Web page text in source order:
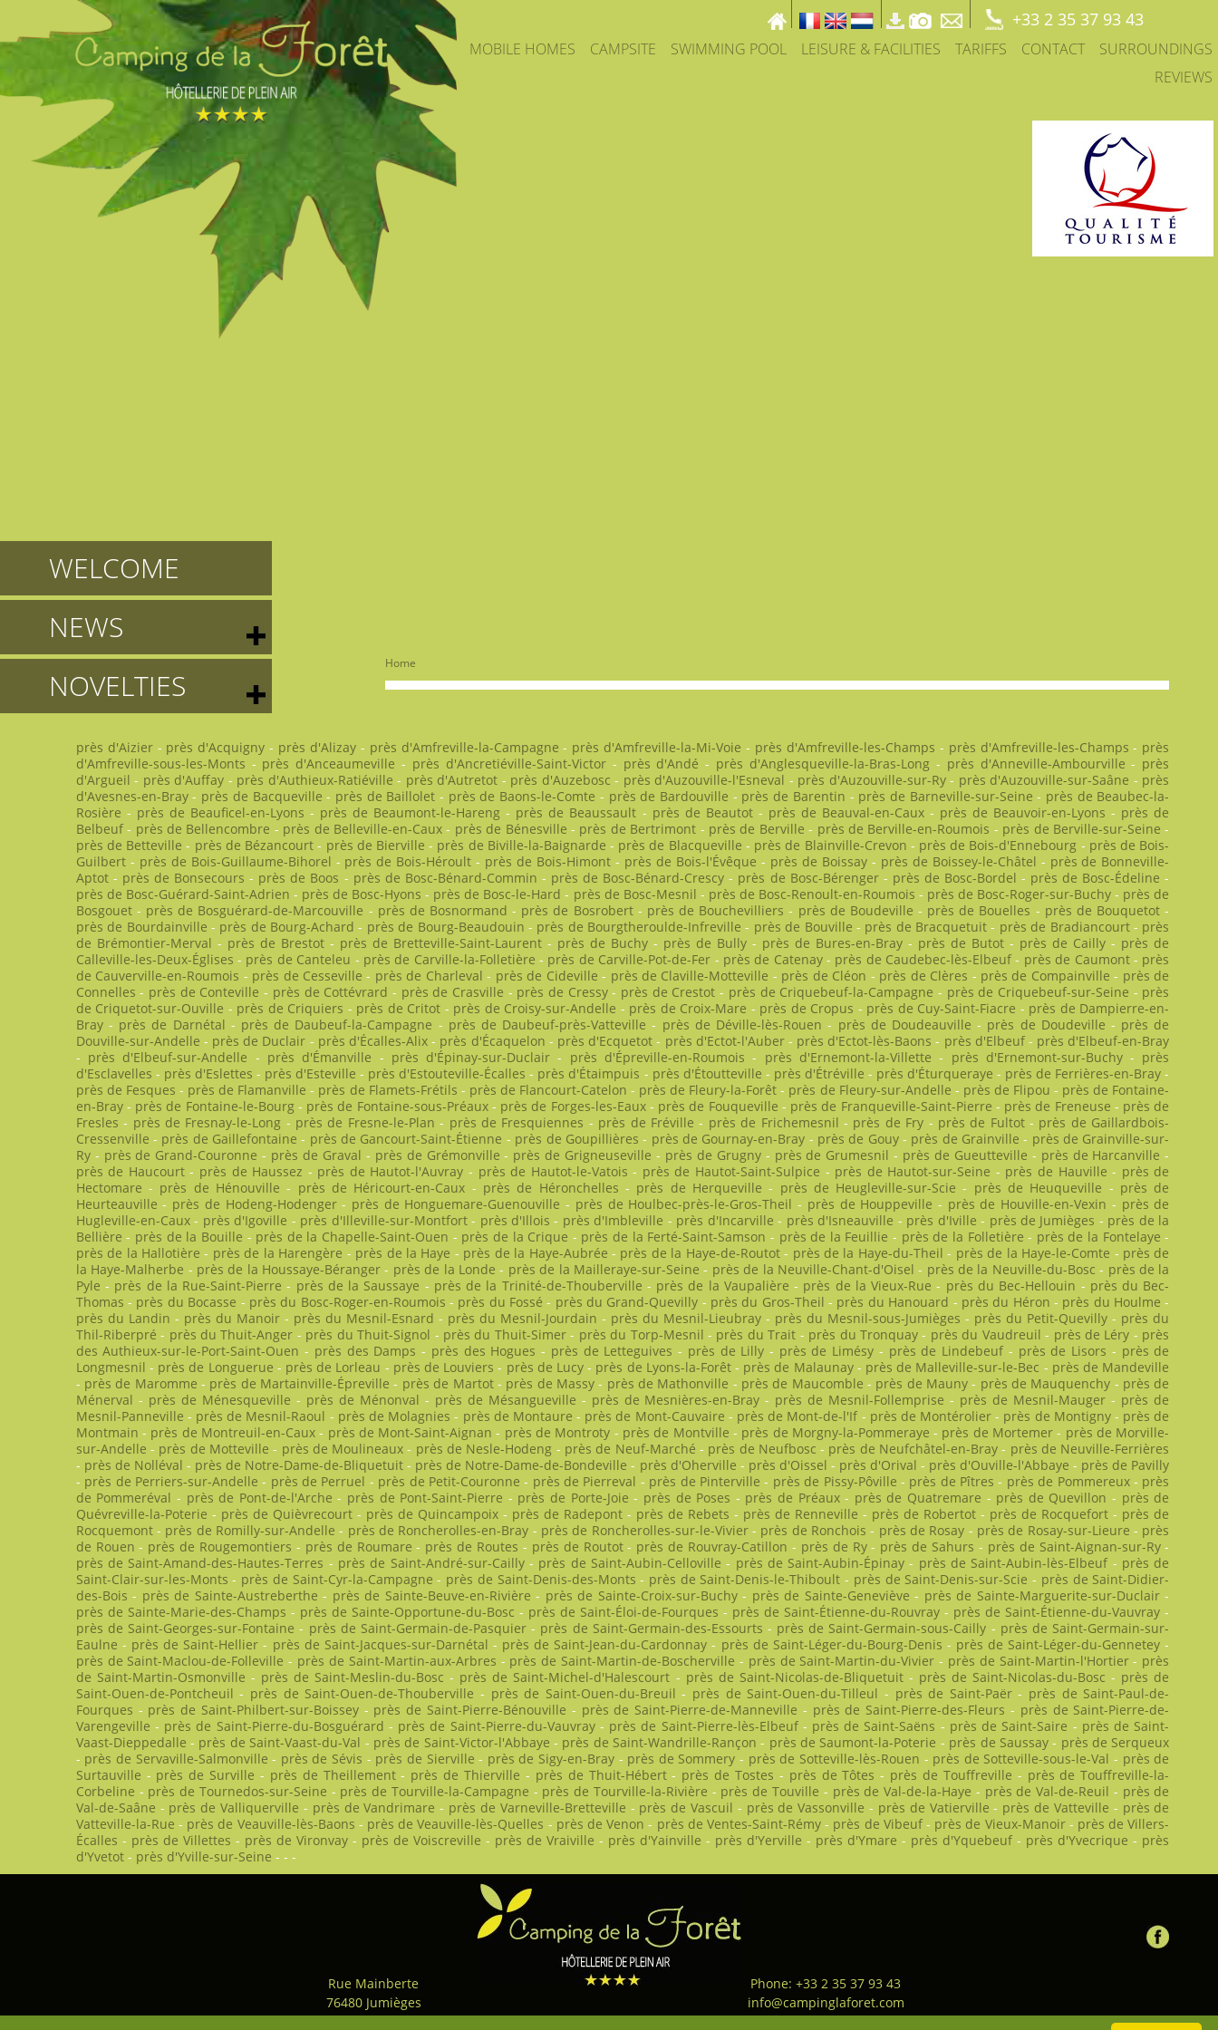
+33 2 35 37 93 43
MOBILE HOMES CAMPSITE SWIMMING POOL LEISURE & FACILITIES TARIFFS CONTACT
SURROUNDINGS
REVIEWS
WELCOME
NEWS
NOVELTIES
Home
près d'Aizier- près d'Acquigny - près d'Alizay- près d'Amfreville-la-Campagne - près d'Amfreville-la-Mi-Voie - près d'Amfreville-les-Champs - près d'Amfreville-les-Champs - près
d'Amfreville-sous-les-Monts - près d'Anceaumeville - près d'Ancretiéville-Saint-Victor- près d'Andé - près d'Anglesqueville-la-Bras-Long - près d'Anneville-Ambourville - près
d'Argueil - près d'Auffay - près d'Authieux-Ratiéville - près d'Autretot - près d'Auzebosc - près d'Auzouville-l'Esneval - près d'Auzouville-sur-Ry- près d'Auzouville-sur-Saâne - près
d'Avesnes-en-Bray- près de Bacqueville - près de Baillolet - près de Baons-le-Comte - près de Bardouville - près de Barentin - près de Barneville-sur-Seine - près de Beaubec-la-
Rosière - près de Beauficel-en-Lyons - près de Beaumont-le-Hareng - près de Beaussault - près de Beautot- près de Beauval-en-Caux - près de Beauvoir-en-Lyons - près de
Belbeuf- près de Bellencombre - près de Belleville-en-Caux- près de Bénesville - près de Bertrimont - près de Berville - près de Berville-en-Roumois - près de Berville-sur-Seine -
près de Betteville - près de Bézancourt - près de Bierville - près de Biville-la-Baignarde - près de Blacqueville - près de Blainville-Crevon - près de Bois-d'Ennebourg - près de Bois-
Guilbert- près de Bois-Guillaume-Bihorel - près de Bois-Héroult - près de Bois-Himont - près de Bois-l'Évêque - près de Boissay- près de Boissey-le-Châtel - près de Bonneville-
Aptot- près de Bonsecours - près de Boos - près de Bosc-Bénard-Commin - près de Bosc-Bénard-Crescy - près de Bosc-Bérenger- près de Bosc-Bordel - près de Bosc-Édeline -
près de Bosc-Guérard-Saint-Adrien - près de Bosc-Hyons - près de Bosc-le-Hard - près de Bosc-Mesnil - près de Bosc-Renoult-en-Roumois - près de Bosc-Roger-sur-Buchy - près de
Bosgouet- près de Bosguérard-de-Marcouville - près de Bosnormand - près de Bosrobert- près de Bouchevilliers - près de Boudeville - près de Bouelles - près de Bouquetot -
près de Bourdainville - près de Bourg-Achard - près de Bourg-Beaudouin - près de Bourgtheroulde-Infreville - près de Bouville - près de Bracquetuit - près de Bradiancourt- près
de Brémontier-Merval - près de Brestot- près de Bretteville-Saint-Laurent- près de Buchy- près de Bully - près de Bures-en-Bray - près de Butot - près de Cailly - près de
Calleville-les-Deux-Églises - près de Canteleu - près de Carville-la-Folletière - près de Carville-Pot-de-Fer - près de Catenay- près de Caudebec-lès-Elbeuf - près de Caumont- près
de Cauverville-en-Roumois - près de Cesseville - près de Charleval - près de Cideville - près de Claville-Motteville - près de Cléon - près de Clères - près de Compainville - près de
Connelles - près de Conteville - près de Cottévrard - près de Crasville - près de Cressy- près de Crestot - près de Criquebeuf-la-Campagne - près de Criquebeuf-sur-Seine - près
de Criquetot-sur-Ouville - près de Criquiers - près de Critot - près de Croisy-sur-Andelle - près de Croix-Mare - près de Cropus - près de Cuy-Saint-Fiacre - près de Dampierre-en-
Bray- près de Darnétal - près de Daubeuf-la-Campagne - près de Daubeuf-près-Vatteville - près de Déville-lès-Rouen - près de Doudeauville - près de Doudeville - près de
Douville-sur-Andelle - près de Duclair - près d'Écalles-Alix - près d'Écaquelon - près d'Ecquetot - près d'Ectot-l'Auber- près d'Ectot-lès-Baons - près d'Elbeuf- près d'Elbeuf-en-Bray
- près d'Elbeuf-sur-Andelle - près d'Émanville - près d'Épinay-sur-Duclair - près d'Épreville-en-Roumois - près d'Ernemont-la-Villette - près d'Ernemont-sur-Buchy- près
d'Esclavelles - près d'Eslettes - près d'Esteville - près d'Estouteville-Écalles - près d'Étaimpuis - près d'Étoutteville - près d'Étréville - près d'Éturqueraye - près de Ferrières-en-Bray -
près de Fesques - près de Flamanville - près de Flamets-Frétils - près de Flancourt-Catelon - près de Fleury-la-Forêt - près de Fleury-sur-Andelle - près de Flipou - près de Fontaine-
en-Bray- près de Fontaine-le-Bourg- près de Fontaine-sous-Préaux- près de Forges-les-Eaux- près de Fouqueville - près de Franqueville-Saint-Pierre - près de Freneuse - près de
Fresles - près de Fresnay-le-Long - près de Fresne-le-Plan - près de Fresquiennes - près de Fréville - près de Frichemesnil - près de Fry - près de Fultot- près de Gaillardbois-
Cressenville - près de Gaillefontaine - près de Gancourt-Saint-Étienne - près de Goupillières - près de Gournay-en-Bray - près de Gouy- près de Grainville - près de Grainville-sur-
Ry- près de Grand-Couronne - près de Graval - près de Grémonville - près de Grigneuseville - près de Grugny- près de Grumesnil - près de Gueutteville - près de Harcanville -
près de Haucourt- près de Haussez - près de Hautot-l'Auvray - près de Hautot-le-Vatois - près de Hautot-Saint-Sulpice - près de Hautot-sur-Seine - près de Hauville - près de
Hectomare - près de Hénouville - près de Héricourt-en-Caux - près de Héronchelles - près de Herqueville - près de Heugleville-sur-Scie - près de Heuqueville - près de
Heurteauville - près de Hodeng-Hodenger- près de Honguemare-Guenouville - près de Houlbec-près-le-Gros-Theil - près de Houppeville - près de Houville-en-Vexin - près de
Hugleville-en-Caux- près d'Igoville - près d'Illeville-sur-Montfort- près d'Illois - près d'Imbleville - près d'Incarville - près d'Isneauville - près d'Iville - près de Jumièges - près de la
Bellière - près de la Bouille - près de la Chapelle-Saint-Ouen - près de la Crique - près de la Ferté-Saint-Samson - près de la Feuillie - près de la Folletière - près de la Fontelaye -
près de la Hallotière - près de la Harengère - près de la Haye - près de la Haye-Aubrée - près de la Haye-de-Routot- près de la Haye-du-Theil - près de la Haye-le-Comte - près de
la Haye-Malherbe - près de la Houssaye-Béranger - près de la Londe - près de la Mailleraye-sur-Seine - près de la Neuville-Chant-d'Oisel - près de la Neuville-du-Bosc - près de la
Pyle - près de la Rue-Saint-Pierre - près de la Saussaye - près de la Trinité-de-Thouberville - près de la Vaupalière - près de la Vieux-Rue - près du Bec-Hellouin - près du Bec-
Thomas - près du Bocasse - près du Bosc-Roger-en-Roumois - près du Fossé - près du Grand-Quevilly - près du Gros-Theil - près du Hanouard - près du Héron - près du Houlme -
près du Landin - près du Manoir- près du Mesnil-Esnard - près du Mesnil-Jourdain - près du Mesnil-Lieubray - près du Mesnil-sous-Jumièges - près du Petit-Quevilly - près du
Thil-Riberpré - près du Thuit-Anger - près du Thuit-Signol - près du Thuit-Simer- près du Torp-Mesnil - près du Trait - près du Tronquay - près du Vaudreuil - près de Léry - près
des Authieux-sur-le-Port-Saint-Ouen - près des Damps - près des Hogues - près de Letteguives - près de Lilly - près de Limésy - près de Lindebeuf - près de Lisors - près de
Longmesnil - près de Longuerue - près de Lorleau - près de Louviers - près de Lucy - près de Lyons-la-Forêt- près de Malaunay- près de Malleville-sur-le-Bec - près de Mandeville
- près de Maromme - près de Martainville-Épreville - près de Martot- près de Massy- près de Mathonville - près de Maucomble - près de Mauny - près de Mauquenchy - près de
Ménerval - près de Ménesqueville - près de Ménonval - près de Mésangueville - près de Mesnières-en-Bray - près de Mesnil-Follemprise - près de Mesnil-Mauger - près de
Mesnil-Panneville - près de Mesnil-Raoul - près de Molagnies - près de Montaure - près de Mont-Cauvaire - près de Mont-de-l'If - près de Montérolier - près de Montigny- près de
Montmain - près de Montreuil-en-Caux- près de Mont-Saint-Aignan - près de Montroty - près de Montville - près de Morgny-la-Pommeraye - près de Mortemer - près de Morville-
sur-Andelle - près de Motteville - près de Moulineaux - près de Nesle-Hodeng - près de Neuf-Marché - près de Neufbosc - près de Neufchâtel-en-Bray - près de Neuville-Ferrières
- près de Nolléval - près de Notre-Dame-de-Bliquetuit - près de Notre-Dame-de-Bondeville - près d'Oherville - près d'Oissel - près d'Orival - près d'Ouville-l'Abbaye - près de Pavilly
- près de Perriers-sur-Andelle - près de Perruel - près de Petit-Couronne - près de Pierreval - près de Pinterville - près de Pissy-Pôville - près de Pîtres - près de Pommereux- près
de Pommeréval - près de Pont-de-l'Arche - près de Pont-Saint-Pierre - près de Porte-Joie - près de Poses - près de Préaux- près de Quatremare - près de Quevillon - près de
Quévreville-la-Poterie - près de Quièvrecourt- près de Quincampoix- près de Radepont - près de Rebets - près de Renneville - près de Robertot - près de Rocquefort - près de
Rocquemont- près de Romilly-sur-Andelle - près de Roncherolles-en-Bray - près de Roncherolles-sur-le-Vivier- près de Ronchois - près de Rosay - près de Rosay-sur-Lieure - près
de Rouen - près de Rougemontiers - près de Roumare - près de Routes - près de Routot- près de Rouvray-Catillon - près de Ry- près de Sahurs - près de Saint-Aignan-sur-Ry-
près de Saint-Amand-des-Hautes-Terres - près de Saint-André-sur-Cailly- près de Saint-Aubin-Celloville - près de Saint-Aubin-Épinay - près de Saint-Aubin-lès-Elbeuf - près de
Saint-Clair-sur-les-Monts - près de Saint-Cyr-la-Campagne - près de Saint-Denis-des-Monts - près de Saint-Denis-le-Thiboult - près de Saint-Denis-sur-Scie - près de Saint-Didier-
des-Bois - près de Sainte-Austreberthe - près de Sainte-Beuve-en-Rivière - près de Sainte-Croix-sur-Buchy- près de Sainte-Geneviève - près de Sainte-Marguerite-sur-Duclair-
près de Sainte-Marie-des-Champs - près de Sainte-Opportune-du-Bosc - près de Saint-Éloi-de-Fourques - près de Saint-Étienne-du-Rouvray - près de Saint-Étienne-du-Vauvray -
près de Saint-Georges-sur-Fontaine - près de Saint-Germain-de-Pasquier- près de Saint-Germain-des-Essourts - près de Saint-Germain-sous-Cailly - près de Saint-Germain-sur-
Eaulne - près de Saint-Hellier - près de Saint-Jacques-sur-Darnétal - près de Saint-Jean-du-Cardonnay - près de Saint-Léger-du-Bourg-Denis - près de Saint-Léger-du-Gennetey -
près de Saint-Maclou-de-Folleville - près de Saint-Martin-aux-Arbres - près de Saint-Martin-de-Boscherville - près de Saint-Martin-du-Vivier - près de Saint-Martin-l'Hortier- près
de Saint-Martin-Osmonville - près de Saint-Meslin-du-Bosc - près de Saint-Michel-d'Halescourt - près de Saint-Nicolas-de-Bliquetuit- près de Saint-Nicolas-du-Bosc - près de
Saint-Ouen-de-Pontcheuil - près de Saint-Ouen-de-Thouberville - près de Saint-Ouen-du-Breuil - près de Saint-Ouen-du-Tilleul - près de Saint-Paër- près de Saint-Paul-de-
Fourques - près de Saint-Philbert-sur-Boissey- près de Saint-Pierre-Bénouville - près de Saint-Pierre-de-Manneville - près de Saint-Pierre-des-Fleurs - près de Saint-Pierre-de-
Varengeville - près de Saint-Pierre-du-Bosguérard - près de Saint-Pierre-du-Vauvray- près de Saint-Pierre-lès-Elbeuf- près de Saint-Saëns - près de Saint-Saire - près de Saint-
Vaast-Dieppedalle - près de Saint-Vaast-du-Val - près de Saint-Victor-l'Abbaye - près de Saint-Wandrille-Rançon - près de Saumont-la-Poterie - près de Saussay- près de Serqueux
- près de Servaville-Salmonville - près de Sévis - près de Sierville - près de Sigy-en-Bray - près de Sommery - près de Sotteville-lès-Rouen - près de Sotteville-sous-le-Val - près de
Surtauville - près de Surville - près de Theillement- près de Thierville - près de Thuit-Hébert- près de Tostes - près de Tôtes - près de Touffreville - près de Touffreville-la-
Corbeline - près de Tournedos-sur-Seine - près de Tourville-la-Campagne - près de Tourville-la-Rivière - près de Touville - près de Val-de-la-Haye - près de Val-de-Reuil - près de
Val-de-Saâne - près de Valliquerville - près de Vandrimare - près de Varneville-Bretteville - près de Vascuil - près de Vassonville - près de Vatierville - près de Vatteville - près de
Vatteville-la-Rue - près de Veauville-lès-Baons - près de Veauville-lès-Quelles - près de Venon - près de Ventes-Saint-Rémy - près de Vibeuf- près de Vieux-Manoir- près de Villers-
Écalles - près de Villettes - près de Vironvay- près de Voiscreville - près de Vraiville - près d'Yainville - près d'Yerville - près d'Ymare - près d'Yquebeuf - près d'Yvecrique - près
d'Yvetot- près d'Yville-sur-Seine - - -
Rue Mainberte
76480 Jumièges
Phone: +33 2 35 37 93 43
info@campinglaforet.com